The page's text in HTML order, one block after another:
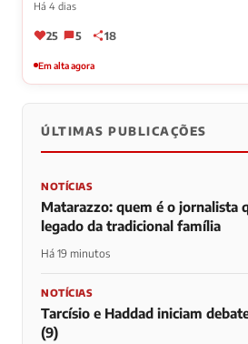
Há 4 dias
25 5 18
Em alta agora
ÚLTIMAS PUBLICAÇÕES
NOTÍCIAS
Matarazzo: quem é o jornalista
legado da tradicional família
Há 19 minutos
NOTÍCIAS
Tarcísio e Haddad iniciam
(9)